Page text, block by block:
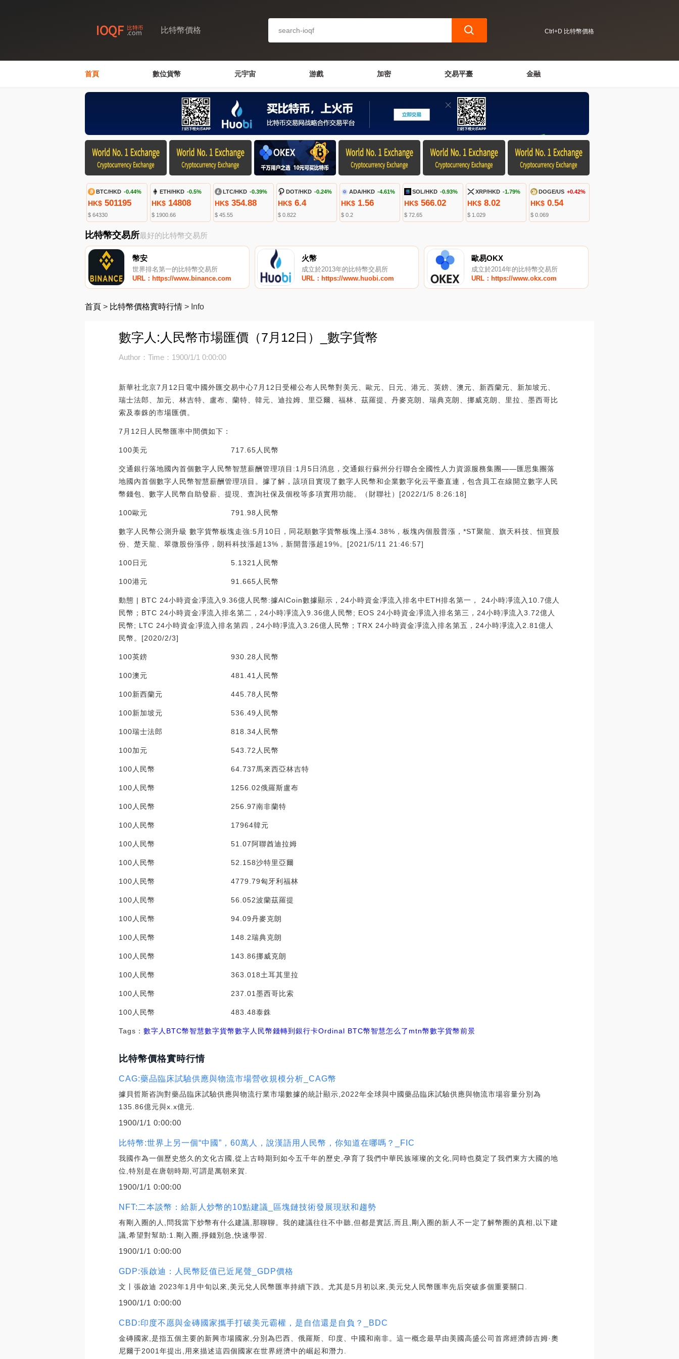
比特幣價格 Ctrl+D 比特幣價格
首頁 數位貨幣 元宇宙 游戲 加密 交易平臺 金融
BTC/HKD -0.44%
HK$ 501195
$ 64330
ETH/HKD -0.5%
HK$14808
$ 1900.66
LTC/HKD -0.39%
HK$354.88
$ 45.55
DOT/HKD -0.24%
HK$6.4
$ 0.822
ADA/HKD -4.61%
HK$1.56
$ 0.2
SOL/HKD -0.93%
HK$ 566.02
$ 72.65
XRP/HKD -1.79%
HK$ 8.02
$ 1.029
DOGE/US +0.42%
HK$ 0.54
$ 0.069
比特幣交易所最好的比特幣交易所
幣安
世界排名第一的比特幣交易所
URL：https://www.binance.com
火幣
成立於2013年的比特幣交易所
URL：https://www.huobi.com
歐易OKX
成立於2014年的比特幣交易所
URL：https://www.okx.com
首頁 > 比特幣價格實時行情 > Info
數字人:人民幣市場匯價（7月12日）_數字貨幣
Author：Time：1900/1/1 0:00:00
新華社北京7月12日電中國外匯交易中心7月12日受權公布人民幣對美元、歐元、日元、港元、英鎊、澳元、新西蘭元、新加坡元、
瑞士法郎、加元、林吉特、盧布、蘭特、韓元、迪拉姆、里亞爾、福林、茲羅提、丹麥克朗、瑞典克朗、挪威克朗、里拉、墨西哥比
索及泰銖的市場匯價。
7月12日人民幣匯率中間價如下：
100美元 717.65人民幣
交通銀行落地國內首個數字人民幣智慧薪酬管理項目:1月5日消息，交通銀行蘇州分行聯合全國性人力資源服務集團——匯思集團落
地國內首個數字人民幣智慧薪酬管理項目。據了解，該項目實現了數字人民幣和企業數字化云平臺直連，包含員工在線開立數字人民
幣錢包、數字人民幣自助發薪、提現、查詢社保及個稅等多項實用功能。（財聯社）[2022/1/5 8:26:18]
100歐元 791.98人民幣
數字人民幣公測升級 數字貨幣板塊走強:5月10日，同花順數字貨幣板塊上漲4.38%，板塊內個股普漲，*ST聚龍、旗天科技、恒寶股
份、楚天龍、翠微股份漲停，朗科科技漲超13%，新開普漲超19%。[2021/5/11 21:46:57]
100日元 5.1321人民幣
100港元 91.665人民幣
動態 | BTC 24小時資金凈流入9.36億人民幣:據AICoin數據顯示，24小時資金凈流入排名中ETH排名第一， 24小時凈流入10.7億人
民幣；BTC 24小時資金凈流入排名第二，24小時凈流入9.36億人民幣; EOS 24小時資金凈流入排名第三，24小時凈流入3.72億人
民幣; LTC 24小時資金凈流入排名第四，24小時凈流入3.26億人民幣；TRX 24小時資金凈流入排名第五，24小時凈流入2.81億人
民幣。[2020/2/3]
100英鎊 930.28人民幣
100澳元 481.41人民幣
100新西蘭元 445.78人民幣
100新加坡元 536.49人民幣
100瑞士法郎 818.34人民幣
100加元 543.72人民幣
100人民幣 64.737馬來西亞林吉特
100人民幣 1256.02俄羅斯盧布
100人民幣 256.97南非蘭特
100人民幣 17964韓元
100人民幣 51.07阿聯酋迪拉姆
100人民幣 52.158沙特里亞爾
100人民幣 4779.79匈牙利福林
100人民幣 56.052波蘭茲羅提
100人民幣 94.09丹麥克朗
100人民幣 148.2瑞典克朗
100人民幣 143.86挪威克朗
100人民幣 363.018土耳其里拉
100人民幣 237.01墨西哥比索
100人民幣 483.48泰銖
Tags：數字人 BTC幣智慧數字貨幣數字人民幣錢轉到銀行卡Ordinal BTC幣智慧怎么了 mtn幣數字貨幣前景
比特幣價格實時行情
CAG:藥品臨床試驗供應與物流市場營收規模分析_CAG幣
據貝哲斯咨詢對藥品臨床試驗供應與物流行業市場數據的統計顯示,2022年全球與中國藥品臨床試驗供應與物流市場容量分別為
135.86億元與x.x億元.
1900/1/1 0:00:00
比特幣:世界上另一個“中國”，60萬人，說漢語用人民幣，你知道在哪嗎？_FIC
我國作為一個歷史悠久的文化古國,從上古時期到如今五千年的歷史,孕育了我們中華民族璀璨的文化,同時也奠定了我們東方大國的地
位,特別是在唐朝時期,可謂是萬朝來賀.
1900/1/1 0:00:00
NFT:二本談幣：給新人炒幣的10點建議_區塊鏈技術發展現狀和趨勢
有剛入圈的人,問我當下炒幣有什么建議,那聊聊。我的建議往往不中聽,但都是實話,而且,剛入圈的新人不一定了解幣圈的真相,以下建
議,希望對幫助:1.剛入圈,掙錢別急,快速學習.
1900/1/1 0:00:00
GDP:張啟迪：人民幣貶值已近尾聲_GDP價格
文丨張啟迪 2023年1月中旬以來,美元兌人民幣匯率持續下跌。尤其是5月初以來,美元兌人民幣匯率先后突破多個重要關口.
1900/1/1 0:00:00
CBD:印度不愿與金磚國家攜手打破美元霸權，是自信還是自負？_BDC
金磚國家,是指五個主要的新興市場國家,分別為巴西、俄羅斯、印度、中國和南非。這一概念最早由美國高盛公司首席經濟師吉姆·奧
尼爾于2001年提出,用來描述這四個國家在世界經濟中的崛起和潛力.